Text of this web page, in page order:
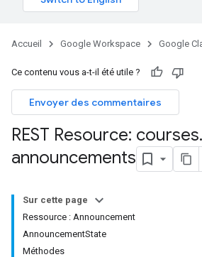
Accueil Google Workspace Google
Ce contenu vous a-t-il été utile ?
Envoyer des commentaires
REST Resource: courses.
announcements
Sur cette page
Ressource : Announcement
AnnouncementState
Méthodes